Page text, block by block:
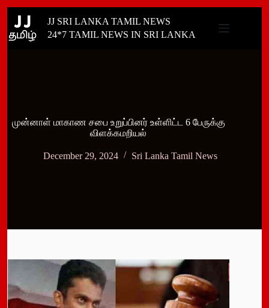
content
JJ SRI LANKA TAMIL NEWS
24*7 TAMIL NEWS IN SRI LANKA
முன்னாள் மாகாண சபை உறுப்பினர் உள்ளிட்ட 6 பேருக்கு
விளக்கமறியல்
December 29, 2024 Sri Lanka Tamil News